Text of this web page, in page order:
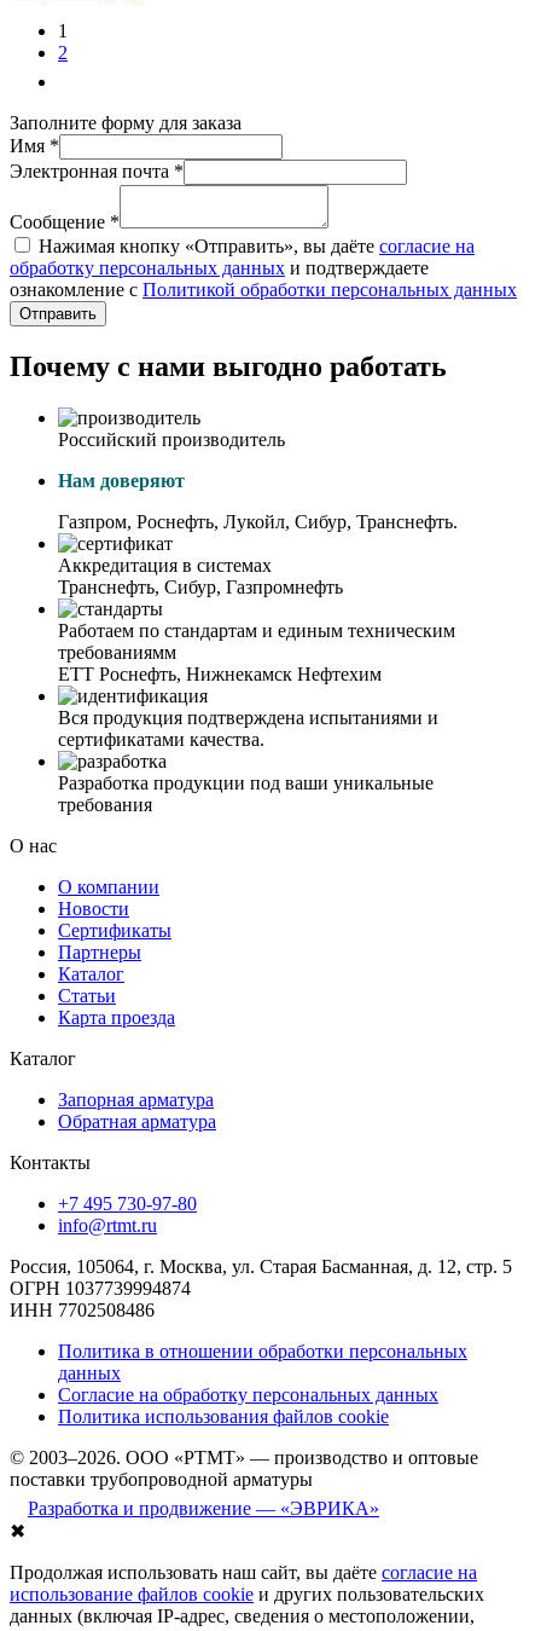
1
2
Заполните форму для заказа
Имя *
Электронная почта *
Сообщение *
Нажимая кнопку «Отправить», вы даёте согласие на
обработку персональных данных и подтверждаете
ознакомление с Политикой обработки персональных данных
Отправить
Почему с нами выгодно работать
Российский производитель
Нам доверяют
Газпром, Роснефть, Лукойл, Сибур, Транснефть.
Аккредитация в системах
Транснефть, Сибур, Газпромнефть
Работаем по стандартам и единым техническим
требованиямм
ЕТТ Роснефть, Нижнекамск Нефтехим
Вся продукция подтверждена испытаниями и
сертификатами качества.
Разработка продукции под ваши уникальные
требования
О нас
О компании
Новости
Сертификаты
Партнеры
Каталог
Статьи
Карта проезда
Каталог
Запорная арматура
Обратная арматура
Контакты
+7 495 730-97-80
info@rtmt.ru
Россия, 105064, г. Москва, ул. Старая Басманная, д. 12, стр. 5
ОГРН 1037739994874
ИНН 7702508486
Политика в отношении обработки персональных
данных
Согласие на обработку персональных данных
Политика использования файлов cookie
© 2003–2026. ООО «РТМТ» — производство и оптовые
поставки трубопроводной арматуры
Разработка и продвижение — «ЭВРИКА»
✖
Продолжая использовать наш сайт, вы даёте согласие на
использование файлов cookie и других пользовательских
данных (включая IP-адрес, сведения о местоположении,